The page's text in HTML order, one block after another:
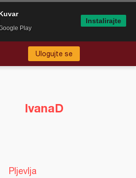
Ulogujte se
IvanaD
Pljevlja
Play
Instalirajte